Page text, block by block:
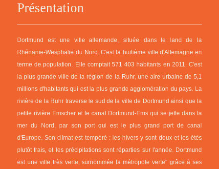
Présentation
Dortmund est une ville allemande, située dans le land de la
Rhénanie-Wesphalie du Nord. C'est la huitième ville d'Allemagne en
terme de population. Elle comptait 571 403 habitants en 2011. C'est
la plus grande ville de la région de la Ruhr, une aire urbaine de 5,1
millions d'habitants qui est la plus grande agglomération du pays. La
rivière de la Ruhr traverse le sud de la ville de Dortmund ainsi que la
petite rivière Emscher et le canal Dortmund-Ems qui se jette dans la
mer du Nord, par son port qui est le plus grand port de canal
d'Europe. Son climat est tempéré : les hivers y sont doux et les étés
plutôt frais, et les précipitations sont réparties sur l'année. Dortmund
est une ville très verte, surnommée la métropole verte" grâce à ses